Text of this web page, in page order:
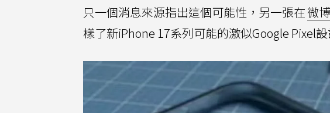
只一個消息來源指出這個可能性，另一張在微博
樣了新iPhone 17系列可能的激似Google Pixel設